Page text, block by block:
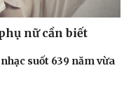
nữ cần biết
suốt 639 năm vừa